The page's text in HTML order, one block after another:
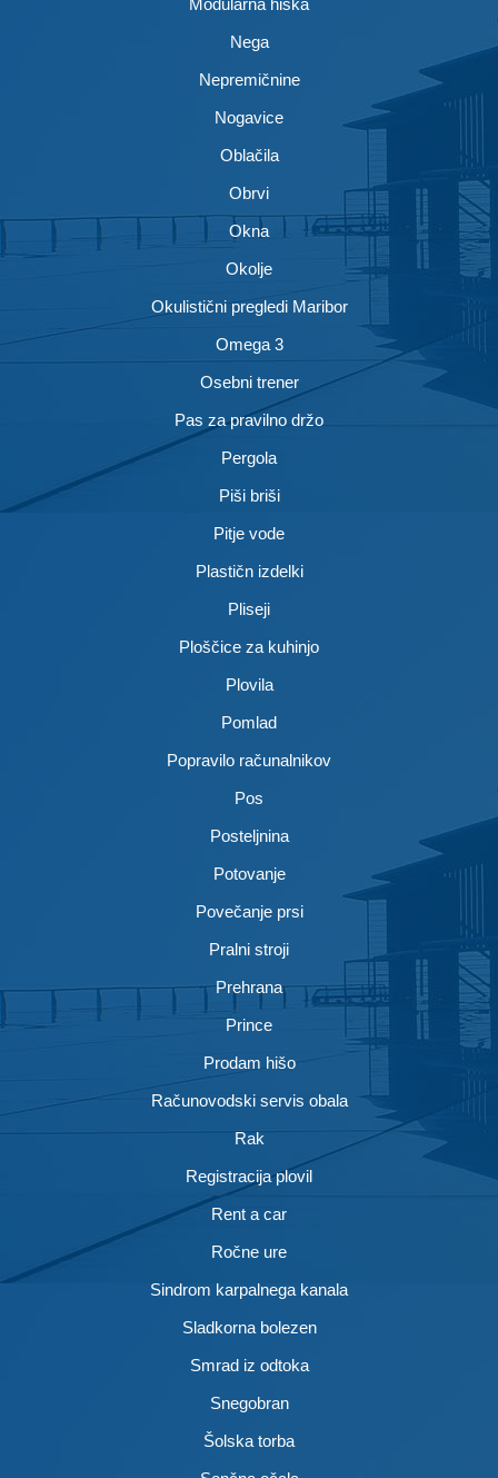
Modularna hiška
Nega
Nepremičnine
Nogavice
Oblačila
Obrvi
Okna
Okolje
Okulistični pregledi Maribor
Omega 3
Osebni trener
Pas za pravilno držo
Pergola
Piši briši
Pitje vode
Plastičn izdelki
Pliseji
Ploščice za kuhinjo
Plovila
Pomlad
Popravilo računalnikov
Pos
Posteljnina
Potovanje
Povečanje prsi
Pralni stroji
Prehrana
Prince
Prodam hišo
Računovodski servis obala
Rak
Registracija plovil
Rent a car
Ročne ure
Sindrom karpalnega kanala
Sladkorna bolezen
Smrad iz odtoka
Snegobran
Šolska torba